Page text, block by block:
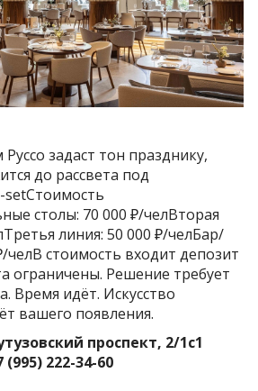
задаст тон празднику,
до рассвета под
setСтоимость
столы: 70 000 ₽/челВторая
линия: 50 000 ₽/челБар/
челВ стоимость входит депозит
ограничены. Решение требует
Время идёт. Искусство
вашего появления.
проспект, 2/1с1
222-34-60